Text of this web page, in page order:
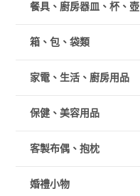
餐具、廚房器皿、杯、壺
箱、包、袋類
家電、生活、廚房用品
保健、美容用品
客製布偶、抱枕
婚禮小物